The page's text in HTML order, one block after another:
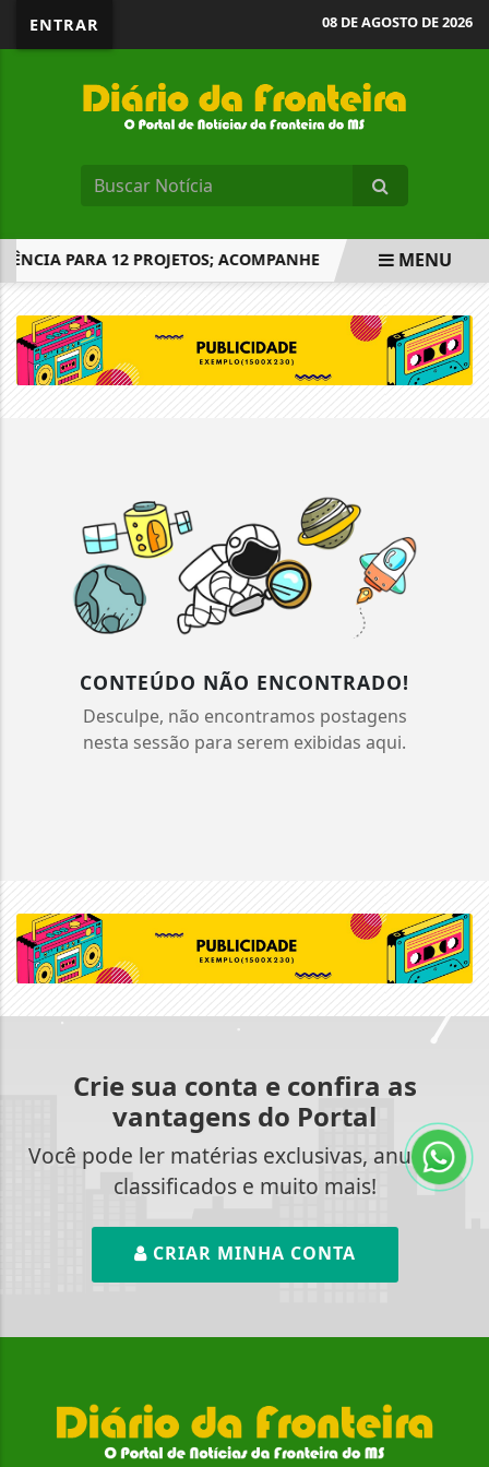
ENTRAR 08 DE AGOSTO DE 2026
PARA 12 PROJETOS; ACOMPANHE PROJETO
MENU
CONTEÚDO NÃO ENCONTRADO!
Desculpe, não encontramos postagens
nesta sessão para serem exibidas aqui.
Crie sua conta e confira as
vantagens do Portal
Você pode ler matérias exclusivas, anunciar
classificados e muito mais!
CRIAR MINHA CONTA